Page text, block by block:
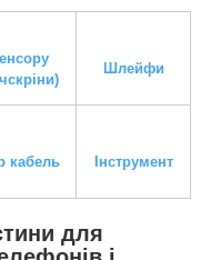
Шлейфи
кабель Інструмент
для